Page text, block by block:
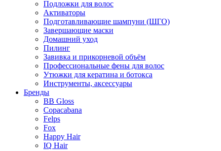
Подложки для волос
Активаторы
Подготавливающие шампуни (ШГО)
Завершающие маски
Домашний уход
Пилинг
Завивка и прикорневой объём
Профессиональные фены для волос
Утюжки для кератина и ботокса
Инструменты, аксессуары
Бренды
BB Gloss
Copacabana
Felps
Fox
Happy Hair
IQ Hair